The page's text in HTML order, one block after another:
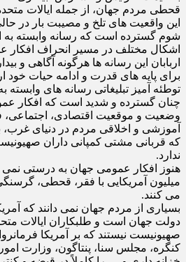
قحطی مردم جهان، از جمله ایالات
این واقعیت های تلخ و مصیبت بار در
شوم گسترده است که رسانه وابسته به
اشکال مختلف در مسیر انحراف افکار
اربابان این رسانه ها هرگونه آگاهی و
برای پایه های قدرت و ادامه حیات خود
توطئه آمیز تبلیغاتی رسانه های
چنان گسترده و شدید است که افکار
وضعیت و موقعیت اقتصادی، اجتماعی،
آموزشی و اخلاقی مردم در دنیای غرب،
که قربانی مشتی کمپانی داران
ندارد.
هنوز افکار عمومی جهان به درستی نمی
میلیون آمریکایی با فقر، قحطی،
می کنند.
بسیاری از مردم جهان نمی دانند که
دولت جهان است و طلبکاران ایالات
صهیونیست نیستند که بر آمریکا
کنگره، مجلس سنا، پنتاگون، وزارت